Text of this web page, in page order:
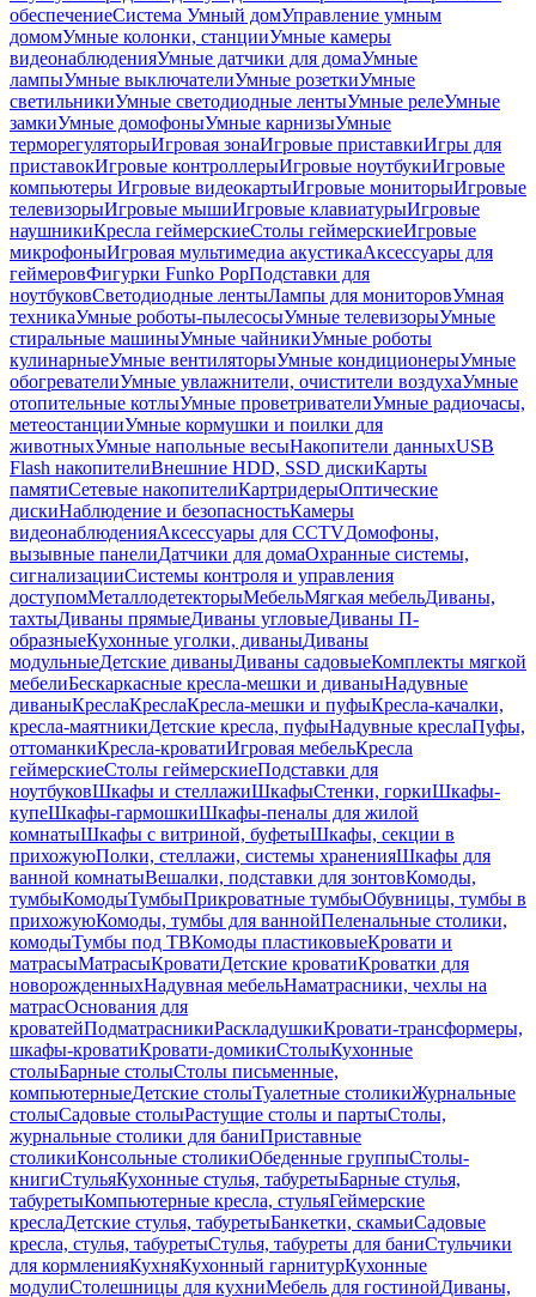
обеспечениеСистема Умный домУправление умным
домомУмные колонки, станцииУмные камеры
видеонаблюденияУмные датчики для домаУмные
лампыУмные выключателиУмные розеткиУмные
светильникиУмные светодиодные лентыУмные релеУмные
замкиУмные домофоныУмные карнизыУмные
терморегуляторыИгровая зонаИгровые приставкиИгры для
приставокИгровые контроллерыИгровые ноутбукиИгровые
компьютеры Игровые видеокартыИгровые мониторыИгровые
телевизорыИгровые мышиИгровые клавиатурыИгровые
наушникиКресла геймерскиеСтолы геймерскиеИгровые
микрофоныИгровая мультимедиа акустикаАксессуары для
геймеровФигурки Funko PopПодставки для
ноутбуковСветодиодные лентыЛампы для мониторовУмная
техникаУмные роботы-пылесосыУмные телевизорыУмные
стиральные машиныУмные чайникиУмные роботы
кулинарныеУмные вентиляторыУмные кондиционерыУмные
обогревателиУмные увлажнители, очистители воздухаУмные
отопительные котлыУмные проветривателиУмные радиочасы,
метеостанцииУмные кормушки и поилки для
животныхУмные напольные весыНакопители данныхUSB
Flash накопителиВнешние HDD, SSD дискиКарты
памятиСетевые накопителиКартридерыОптические
дискиНаблюдение и безопасностьКамеры
видеонаблюденияАксессуары для CCTVДомофоны,
вызывные панелиДатчики для домаОхранные системы,
сигнализацииСистемы контроля и управления
доступомМеталлодетекторыМебельМягкая мебельДиваны,
тахтыДиваны прямыеДиваны угловыеДиваны П-
образныеКухонные уголки, диваныДиваны
модульныеДетские диваныДиваны садовыеКомплекты мягкой
мебелиБескаркасные кресла-мешки и диваныНадувные
диваныКреслаКреслаКресла-мешки и пуфыКресла-качалки,
кресла-маятникиДетские кресла, пуфыНадувные креслаПуфы,
оттоманкиКресла-кроватиИгровая мебельКресла
геймерскиеСтолы геймерскиеПодставки для
ноутбуковШкафы и стеллажиШкафыСтенки, горкиШкафы-
купеШкафы-гармошкиШкафы-пеналы для жилой
комнатыШкафы с витриной, буфетыШкафы, секции в
прихожуюПолки, стеллажи, системы храненияШкафы для
ванной комнатыВешалки, подставки для зонтовКомоды,
тумбыКомодыТумбыПрикроватные тумбыОбувницы, тумбы в
прихожуюКомоды, тумбы для ваннойПеленальные столики,
комодыТумбы под ТВКомоды пластиковыеКровати и
матрасыМатрасыКроватиДетские кроватиКроватки для
новорожденныхНадувная мебельНаматрасники, чехлы на
матрасОснования для
кроватейПодматрасникиРаскладушкиКровати-трансформеры,
шкафы-кроватиКровати-домикиСтолыКухонные
столыБарные столыСтолы письменные,
компьютерныеДетские столыТуалетные столикиЖурнальные
столыСадовые столыРастущие столы и партыСтолы,
журнальные столики для баниПриставные
столикиКонсольные столикиОбеденные группыСтолы-
книгиСтульяКухонные стулья, табуретыБарные стулья,
табуретыКомпьютерные кресла, стульяГеймерские
креслаДетские стулья, табуретыБанкетки, скамьиСадовые
кресла, стулья, табуретыСтулья, табуреты для баниСтульчики
для кормленияКухняКухонный гарнитурКухонные
модулиСтолешницы для кухниМебель для гостинойДиваны,